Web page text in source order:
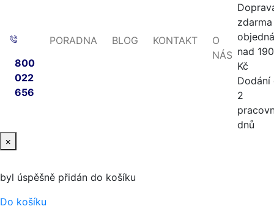
800
022
656
PORADNA BLOG KONTAKT
O
NÁS nad
Kč
Dodání
2
dnů
×
byl úspěšně přidán do košíku
Do košíku